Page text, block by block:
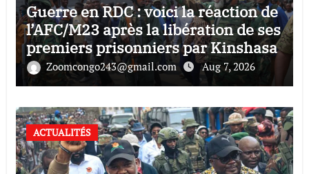
Guerre en RDC : voici la réaction de
l’AFC/M23 après la libération de ses
premiers prisonniers par Kinshasa
Zoomcongo243@gmail.com Aug 7, 2026
ACTUALITÉS